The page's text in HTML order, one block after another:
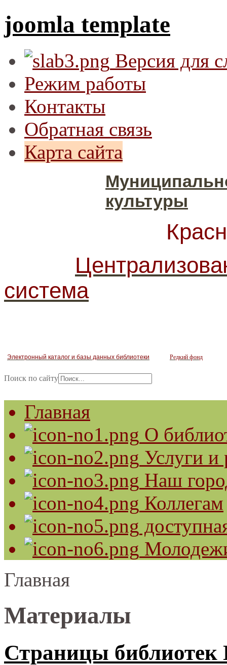
joomla template
Версия для
Режим работы
Контакты
Обратная связь
Карта сайта
культуры
система
Электронный каталог и базы данных библиотеки Редкий фонд
Поиск по сайту
Главная
О
Услуги и
Наш
Коллегам
Главная
Материалы
Страницы